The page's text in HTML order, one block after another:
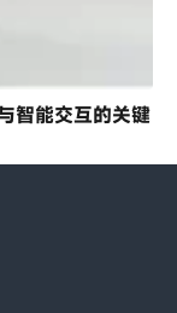
智能交互的关键